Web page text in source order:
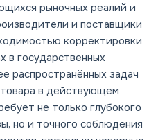
рыночных реалий и
и поставщики
корректировки
в государственных
распространённых задач
товара в действующем
не только глубокого
но и точного соблюдения